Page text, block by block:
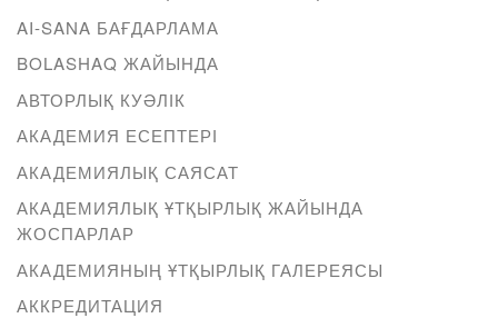
AI-SANA БАҒДАРЛАМА
BOLASHAQ ЖАЙЫНДА
АВТОРЛЫҚ КУӘЛІК
АКАДЕМИЯ ЕСЕПТЕРІ
АКАДЕМИЯЛЫҚ САЯСАТ
АКАДЕМИЯЛЫҚ ҰТҚЫРЛЫҚ ЖАЙЫНДА
ЖОСПАРЛАР
АКАДЕМИЯНЫҢ ҰТҚЫРЛЫҚ ГАЛЕРЕЯСЫ
АККРЕДИТАЦИЯ